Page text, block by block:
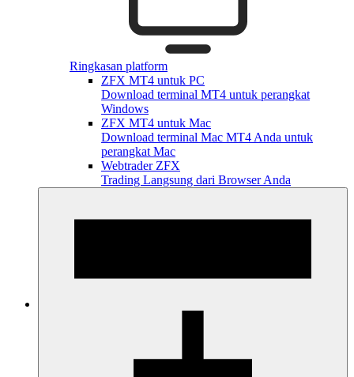
Ringkasan platform
ZFX MT4 untuk PC
Download terminal MT4 untuk perangkat
Windows
ZFX MT4 untuk Mac
Download terminal Mac MT4 Anda untuk
perangkat Mac
Webtrader ZFX
Trading Langsung dari Browser Anda